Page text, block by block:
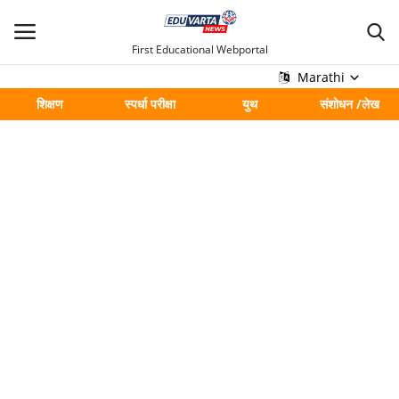
First Educational Webportal
Marathi
शिक्षण
स्पर्धा परीक्षा युथ संशोधन /लेख
मुख्य